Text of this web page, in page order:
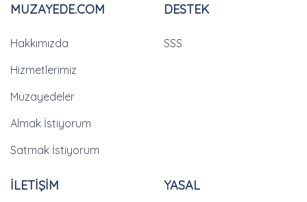
MUZAYEDE.COM
Hakkımızda
Hizmetlerimiz
Müzayedeler
Almak İstiyorum
Satmak İstiyorum
DESTEK
SSS
İLETİŞİM YASAL